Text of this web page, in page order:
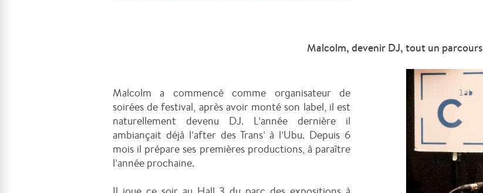
Malcolm, devenir DJ, tout un parcours
Malcolm a commencé comme organisateur de
soirées de festival, après avoir monté son label, il est
naturellement devenu DJ. L’année dernière il
ambiançait déjà l’after des Trans’ à l’Ubu. Depuis 6
mois il prépare ses premières productions, à paraître
l’année prochaine.